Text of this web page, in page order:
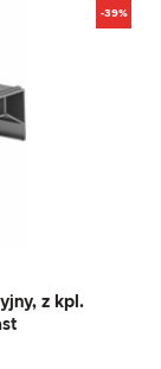
-39%
z kpl.